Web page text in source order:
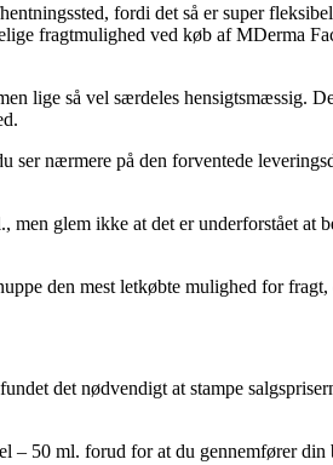
fordi det så er super
fragtmulighed ved køb af MDerma
lige så vel særdeles hensigtsmæssig.
ser nærmere på den forventede
glem ikke at det er underforstået at
den mest letkøbte mulighed for fragt,
det nødvendigt at stampe
50 ml. forud for at du gennemfører din